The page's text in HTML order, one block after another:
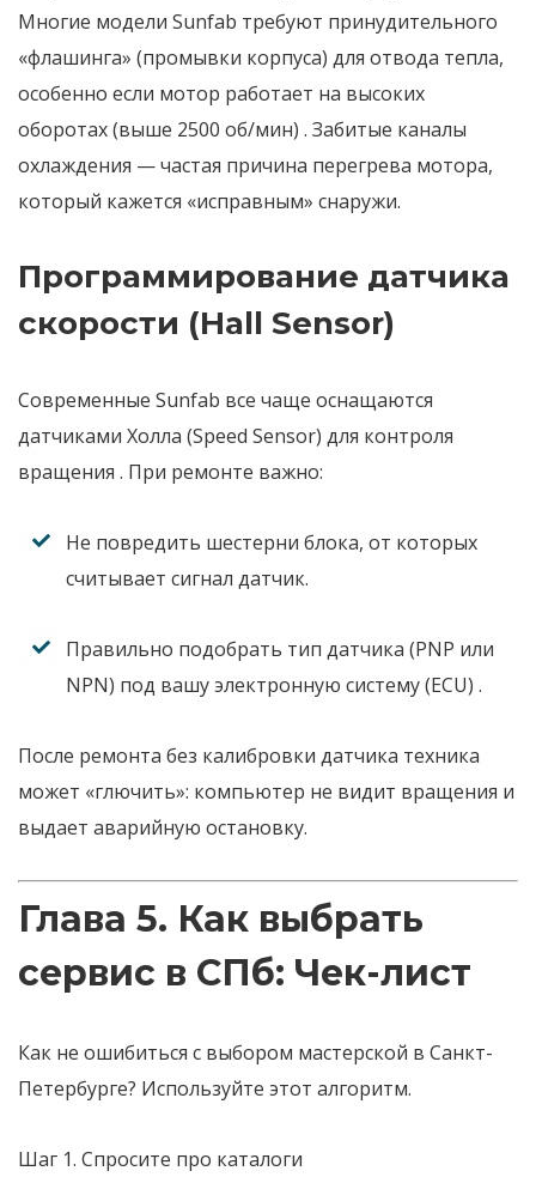
Многие модели Sunfab требуют принудительного
«флашинга» (промывки корпуса) для отвода тепла,
особенно если мотор работает на высоких
оборотах (выше 2500 об/мин) . Забитые каналы
охлаждения — частая причина перегрева мотора,
который кажется «исправным» снаружи.
Программирование датчика
скорости (Hall Sensor)
Современные Sunfab все чаще оснащаются
датчиками Холла (Speed Sensor) для контроля
вращения . При ремонте важно:
Не повредить шестерни блока, от которых
считывает сигнал датчик.
Правильно подобрать тип датчика (PNP или
NPN) под вашу электронную систему (ECU) .
После ремонта без калибровки датчика техника
может «глючить»: компьютер не видит вращения и
выдает аварийную остановку.
Глава 5. Как выбрать
сервис в СПб: Чек-лист
Как не ошибиться с выбором мастерской в Санкт-
Петербурге? Используйте этот алгоритм.
Шаг 1. Спросите про каталоги